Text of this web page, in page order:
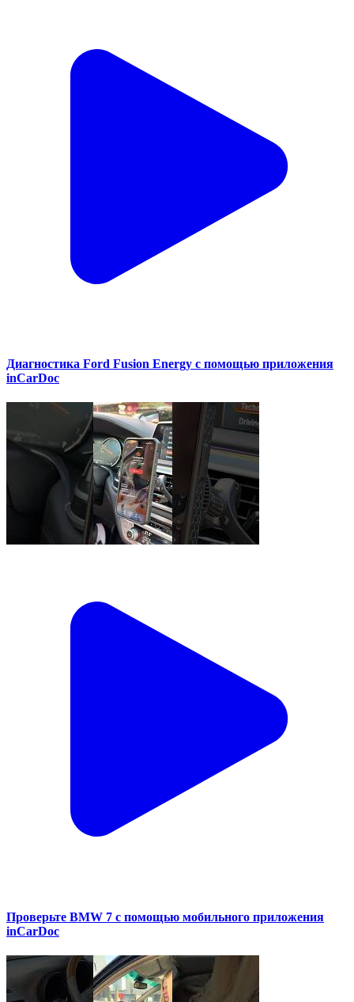
Диагностика Ford Fusion Energy с помощью приложения
inCarDoc
Проверьте BMW 7 с помощью мобильного приложения
inCarDoc